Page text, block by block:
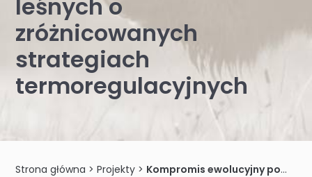
leśnych o
zróżnicowanych
strategiach
termoregulacyjnych
Strona główna >Projekty > Kompromis ewolucyjny pomiędzy przeżywalnością a rozrodczością u myszy leśnych o zróżnicowanych strategiach termoregulacyjnych